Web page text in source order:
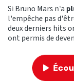
Si Bruno Mars n'a
l'empêche pas
deux derniers hits
ont permis de